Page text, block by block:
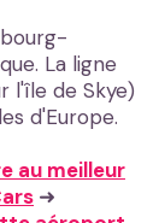
La ligne
l'île de Skye)
d'Europe.
au meilleur
➜